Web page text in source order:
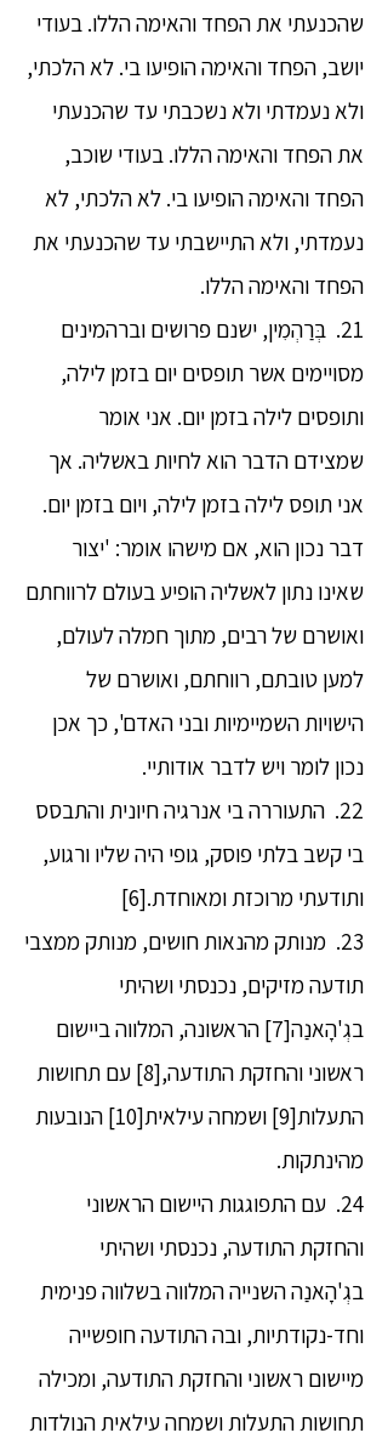
שהכנעתי את הפחד והאימה הללו. בעודי
יושב, הפחד והאימה הופיעו בי. לא הלכתי,
ולא נעמדתי ולא נשכבתי עד שהכנעתי
את הפחד והאימה הללו. בעודי שוכב,
הפחד והאימה הופיעו בי. לא הלכתי, לא
נעמדתי, ולא התיישבתי עד שהכנעתי את
הפחד והאימה הללו.
21. בְּרַהְמִין, ישנם פרושים וברהמינים
מסויימים אשר תופסים יום בזמן לילה,
ותופסים לילה בזמן יום. אני אומר
שמצידם הדבר הוא לחיות באשליה. אך
אני תופס לילה בזמן לילה, ויום בזמן יום.
דבר נכון הוא, אם מישהו אומר: 'יצור
שאינו נתון לאשליה הופיע בעולם לרווחתם
ואושרם של רבים, מתוך חמלה לעולם,
למען טובתם, רווחתם, ואושרם של
הישויות השמיימיות ובני האדם', כך אכן
נכון לומר ויש לדבר אודותיי.
22. התעוררה בי אנרגיה חיונית והתבסס
בי קשב בלתי פוסק, גופי היה שליו ורגוע,
ותודעתי מרוכזת ומאוחדת.[6]
23. מנותק מהנאות חושים, מנותק ממצבי
תודעה מזיקים, נכנסתי ושהיתי
בגְ'הָאנַה[7] הראשונה, המלווה ביישום
ראשוני והחזקת התודעה,[8] עם תחושות
התעלות[9] ושמחה עילאית[10] הנובעות
מהינתקות.
24. עם התפוגגות היישום הראשוני
והחזקת התודעה, נכנסתי ושהיתי
בגְ'הָאנַה השנייה המלווה בשלווה פנימית
וחד-נקודתיות, ובה התודעה חופשייה
מיישום ראשוני והחזקת התודעה, ומכילה
תחושות התעלות ושמחה עילאית הנולדות